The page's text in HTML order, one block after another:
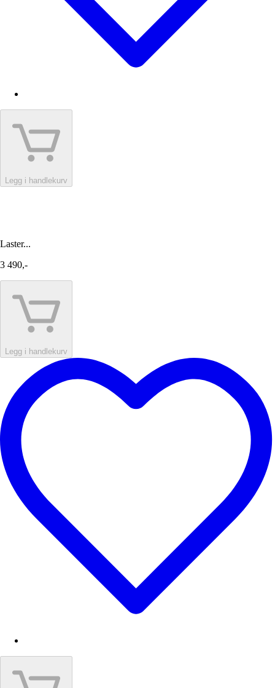
Legg i handlekurv
Laster...
3 490,-
Legg i handlekurv